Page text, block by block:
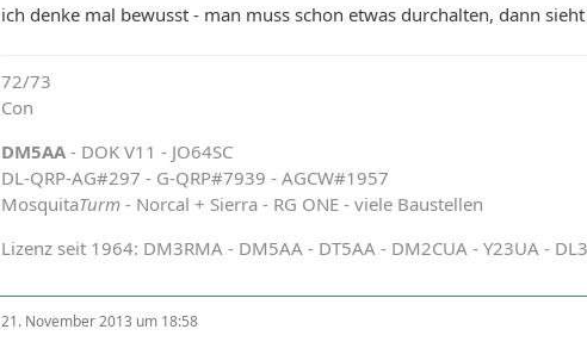
ich denke mal bewusst - man muss schon etwas durchalten, dann
72/73
Con
DM5AA - DOK V11 - JO64SC
DL-QRP-AG#297 - G-QRP#7939 - AGCW#1957
MosquitaTurm - Norcal + Sierra - RG ONE - viele Baustellen
Lizenz seit 1964: DM3RMA - DM5AA - DT5AA - DM2CUA - Y23UA -
21. November 2013 um 18:58